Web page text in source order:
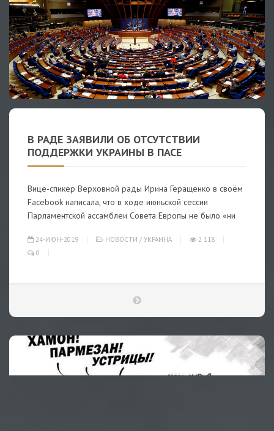
В РАДЕ ЗАЯВИЛИ ОБ ОТСУТСТВИИ
ПОДДЕРЖКИ УКРАИНЫ В ПАСЕ
Вице-спикер Верховной рады Ирина Геращенко в своём
Facebook написала, что в ходе июньской сессии
Парламентской ассамблеи Совета Европы не было «ни
24-ИЮН-2019 НОВОСТИ / УКРАИНА
2 118
0